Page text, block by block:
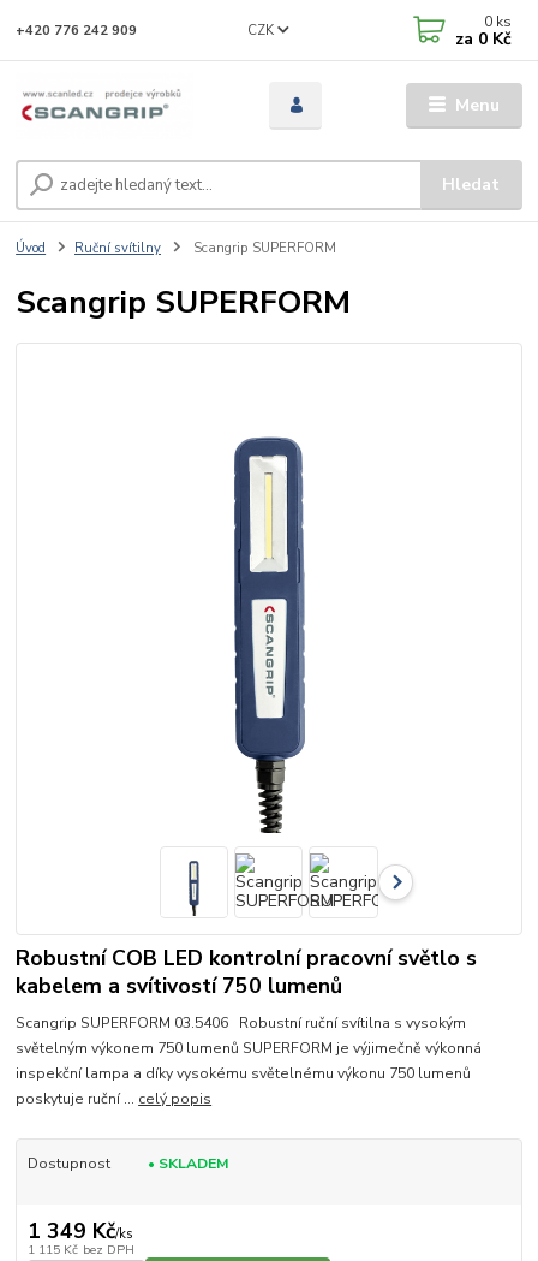
Menu
CZK
Hledat
+420 776 242 909 0 ks
za 0 Kč
Úvod Ruční svítilny Scangrip SUPERFORM
Scangrip SUPERFORM
Robustní COB LED kontrolní pracovní světlo s
kabelem a svítivostí 750 lumenů
Scangrip SUPERFORM 03.5406 Robustní ruční svítilna s vysokým
světelným výkonem 750 lumenů SUPERFORM je výjimečně výkonná
inspekční lampa a díky vysokému světelnému výkonu 750 lumenů
poskytuje ruční ... celý popis
Dostupnost • SKLADEM
1 349 Kč/ks
1 115 Kč bez DPH